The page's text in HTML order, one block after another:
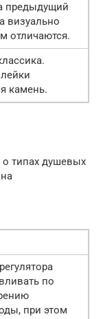
предыдущий
визуально
отличаются.
камень.
типах душевых
по
при этом